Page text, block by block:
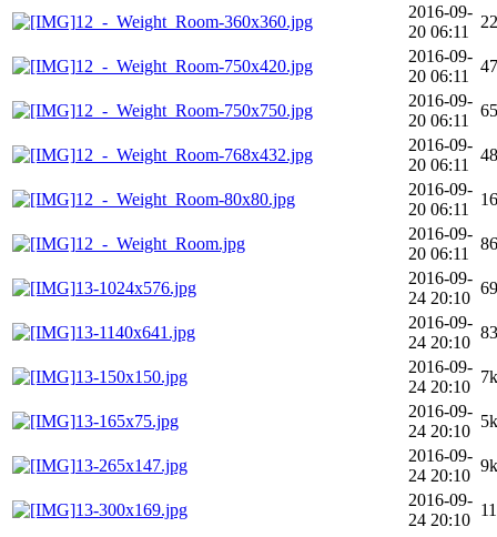
12_-_Weight_Room-360x360.jpg
2016-09-
20 06:11
12_-_Weight_Room-750x420.jpg
2016-09-
20 06:11
12_-_Weight_Room-750x750.jpg
2016-09-
20 06:11
12_-_Weight_Room-768x432.jpg
2016-09-
20 06:11
12_-_Weight_Room-80x80.jpg
2016-09-
20 06:11
12_-_Weight_Room.jpg
2016-09-
20 06:11
13-1024x576.jpg
2016-09-
24 20:10
13-1140x641.jpg
2016-09-
24 20:10
13-150x150.jpg
2016-09-
24 20:10
7k
13-165x75.jpg
2016-09-
24 20:10
5k
13-265x147.jpg
2016-09-
24 20:10
9k
13-300x169.jpg
2016-09-
24 20:10